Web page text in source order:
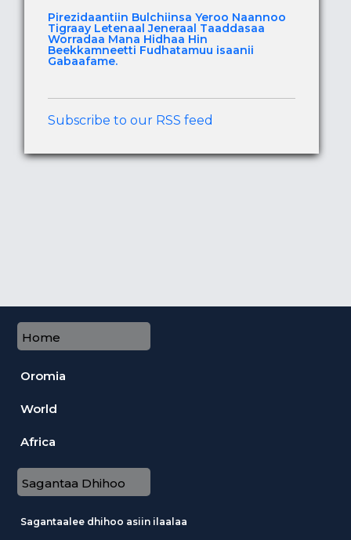
Pirezidaantiin Bulchiinsa Yeroo Naannoo
Tigraay Letenaal Jeneraal Taaddasaa
Worradaa Mana Hidhaa Hin
Beekkamneetti Fudhatamuu isaanii
Gabaafame.
Subscribe to our RSS feed
Home
Oromia
World
Africa
Sagantaa Dhihoo
Sagantaalee dhihoo asiin ilaalaa